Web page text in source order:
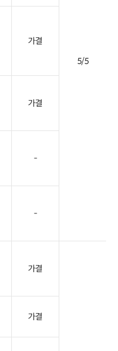
5/5
가결
가결
-
-
가결
가결